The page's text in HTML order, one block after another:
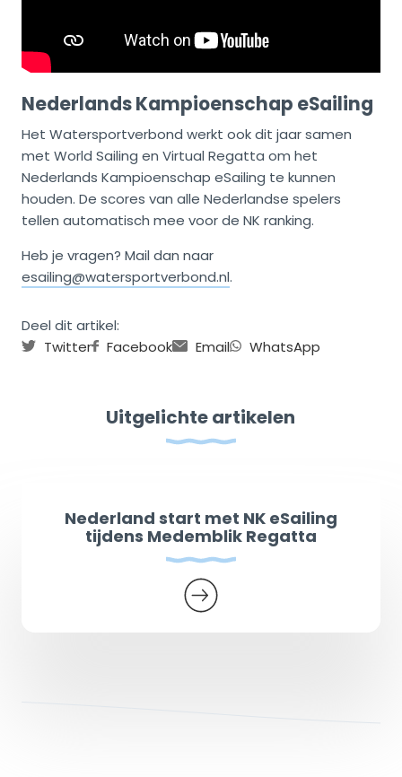
Nederlands Kampioenschap eSailing
Het Watersportverbond werkt ook dit jaar samen
met World Sailing en Virtual Regatta om het
Nederlands Kampioenschap eSailing te kunnen
houden. De scores van alle Nederlandse spelers
tellen automatisch mee voor de NK ranking.
Heb je vragen? Mail dan naar
esailing@watersportverbond.nl.
Deel dit artikel:
Twitter
Facebook Email WhatsApp
Uitgelichte artikelen
Nederland start met NK eSailing
tijdens Medemblik Regatta